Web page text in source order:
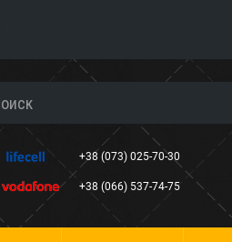
+38 (073) 025-70-30
+38 (066) 537-74-75